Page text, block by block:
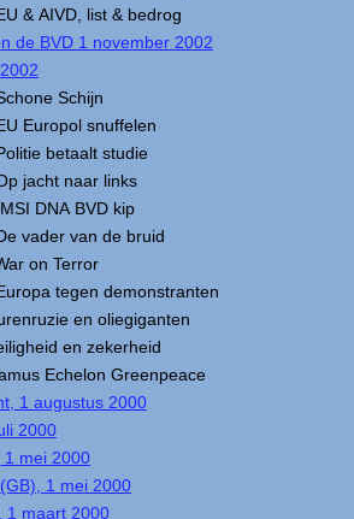
& AIVD, list & bedrog
de BVD 1 november 2002
Schijn
Europol snuffelen
betaalt studie
jacht naar links
DNA BVD kip
vader van de bruid
on Terror
tegen demonstranten
en oliegiganten
en zekerheid
Echelon Greenpeace
1 augustus 2000
2000
1 mei 2000
1 mei 2000
1 maart 2000